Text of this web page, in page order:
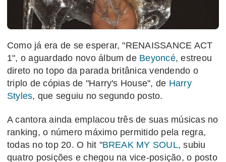
Como já era de se esperar, "RENAISSANCE ACT
1", o aguardado novo álbum de Beyoncé, estreou
direto no topo da parada britânica vendendo o
triplo de cópias de "Harry's House", de Harry
Styles, que seguiu no segundo posto.
A cantora ainda emplacou três de suas músicas no
ranking, o número máximo permitido pela regra,
todas no top 20. O hit "BREAK MY SOUL, subiu
quatro posições e chegou na vice-posição, o posto